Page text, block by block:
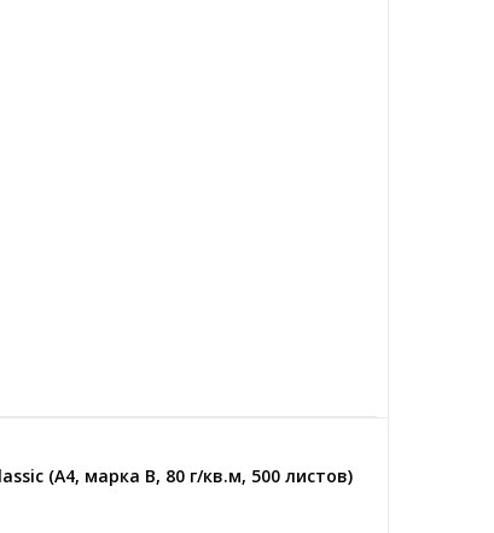
(А4, марка B, 80 г/кв.м, 500 листов)